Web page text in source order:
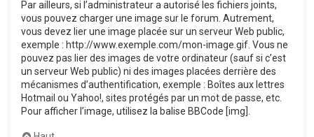
Par ailleurs, si l’administrateur a autorisé les fichiers joints,
vous pouvez charger une image sur le forum. Autrement,
vous devez lier une image placée sur un serveur Web public,
exemple : http://www.exemple.com/mon-image.gif. Vous ne
pouvez pas lier des images de votre ordinateur (sauf si c’est
un serveur Web public) ni des images placées derrière des
mécanismes d’authentification, exemple : Boîtes aux lettres
Hotmail ou Yahoo!, sites protégés par un mot de passe, etc.
Pour afficher l’image, utilisez la balise BBCode [img].